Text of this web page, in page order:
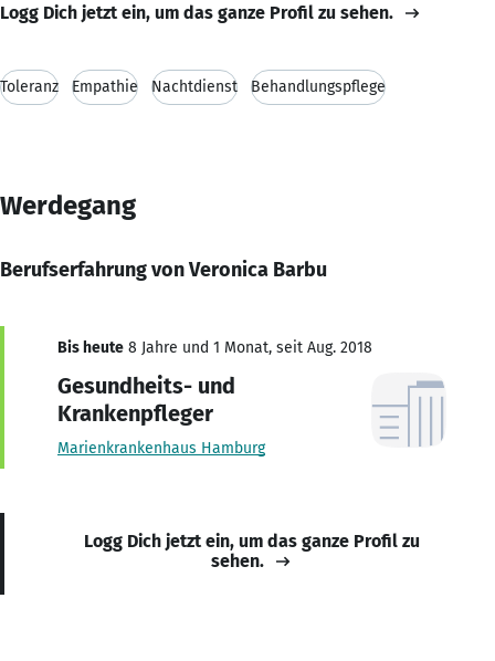
Logg Dich jetzt ein, um das ganze Profil zu sehen.
Toleranz Empathie Nachtdienst Behandlungspflege
Werdegang
Berufserfahrung von Veronica Barbu
Bis heute 8 Jahre und 1 Monat, seit Aug. 2018
Gesundheits- und
Krankenpfleger
Marienkrankenhaus Hamburg
Logg Dich jetzt ein, um das ganze Profil zu
sehen.